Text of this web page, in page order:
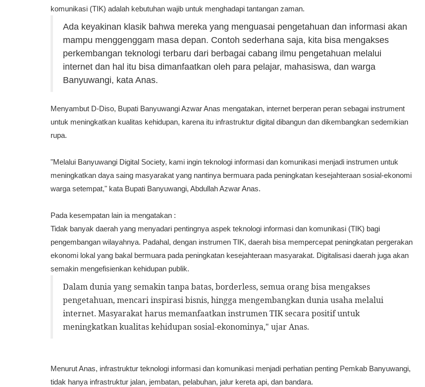
komunikasi (TIK) adalah kebutuhan wajib untuk menghadapi tantangan zaman.
Ada keyakinan klasik bahwa mereka yang menguasai pengetahuan dan informasi akan
mampu menggenggam masa depan. Contoh sederhana saja, kita bisa mengakses
perkembangan teknologi terbaru dari berbagai cabang ilmu pengetahuan melalui
internet dan hal itu bisa dimanfaatkan oleh para pelajar, mahasiswa, dan warga
Banyuwangi, kata Anas.
Menyambut D-Diso, Bupati Banyuwangi Azwar Anas mengatakan, internet berperan peran sebagai instrument
untuk meningkatkan kualitas kehidupan, karena itu infrastruktur digital dibangun dan dikembangkan sedemikian
rupa.
"Melalui Banyuwangi Digital Society, kami ingin teknologi informasi dan komunikasi menjadi instrumen untuk
meningkatkan daya saing masyarakat yang nantinya bermuara pada peningkatan kesejahteraan sosial-ekonomi
warga setempat," kata Bupati Banyuwangi, Abdullah Azwar Anas.
Pada kesempatan lain ia mengatakan :
Tidak banyak daerah yang menyadari pentingnya aspek teknologi informasi dan komunikasi (TIK) bagi
pengembangan wilayahnya. Padahal, dengan instrumen TIK, daerah bisa mempercepat peningkatan pergerakan
ekonomi lokal yang bakal bermuara pada peningkatan kesejahteraan masyarakat. Digitalisasi daerah juga akan
semakin mengefisienkan kehidupan publik.
Dalam dunia yang semakin tanpa batas, borderless, semua orang bisa mengakses
pengetahuan, mencari inspirasi bisnis, hingga mengembangkan dunia usaha melalui
internet. Masyarakat harus memanfaatkan instrumen TIK secara positif untuk
meningkatkan kualitas kehidupan sosial-ekonominya," ujarAnas.
Menurut Anas, infrastruktur teknologi informasi dan komunikasi menjadi perhatian penting Pemkab Banyuwangi,
tidak hanya infrastruktur jalan, jembatan, pelabuhan, jalur kereta api, dan bandara.